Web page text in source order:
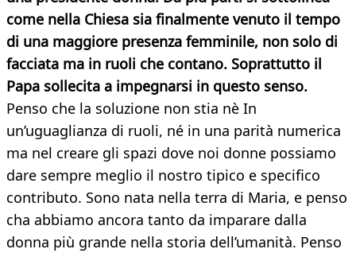
come nella Chiesa sia finalmente venuto il tempo
di una maggiore presenza femminile, non solo di
facciata ma in ruoli che contano. Soprattutto il
Papa sollecita a impegnarsi in questo senso.
Penso che la soluzione non stia nè In
un’uguaglianza di ruoli, né in una parità numerica
ma nel creare gli spazi dove noi donne possiamo
dare sempre meglio il nostro tipico e specifico
contributo. Sono nata nella terra di Maria, e penso
cha abbiamo ancora tanto da imparare dalla
donna più grande nella storia dell’umanità. Penso